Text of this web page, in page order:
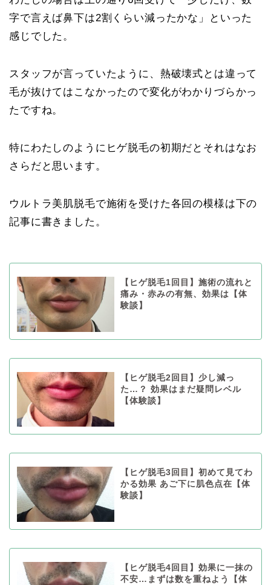
字で言えば鼻下は2割くらい減ったかな」といった
感じでした。
スタッフが言っていたように、熱破壊式とは違って
毛が抜けてはこなかったので変化がわかりづらかっ
たですね。
特にわたしのようにヒゲ脱毛の初期だとそれはなお
さらだと思います。
ウルトラ美肌脱毛で施術を受けた各回の模様は下の
記事に書きました。
【ヒゲ脱毛1回目】施術の流れと
痛み・赤みの有無、効果は【体
験談】
【ヒゲ脱毛2回目】少し減っ
た…？ 効果はまだ疑問レベル
【体験談】
【ヒゲ脱毛3回目】初めて見てわ
かる効果 あご下に肌色点在【体
験談】
【ヒゲ脱毛4回目】効果に一抹の
不安…まずは数を重ねよう【体